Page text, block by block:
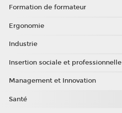
Formation de formateur
Ergonomie
Industrie
Insertion sociale et professionnelle
Management et Innovation
Santé